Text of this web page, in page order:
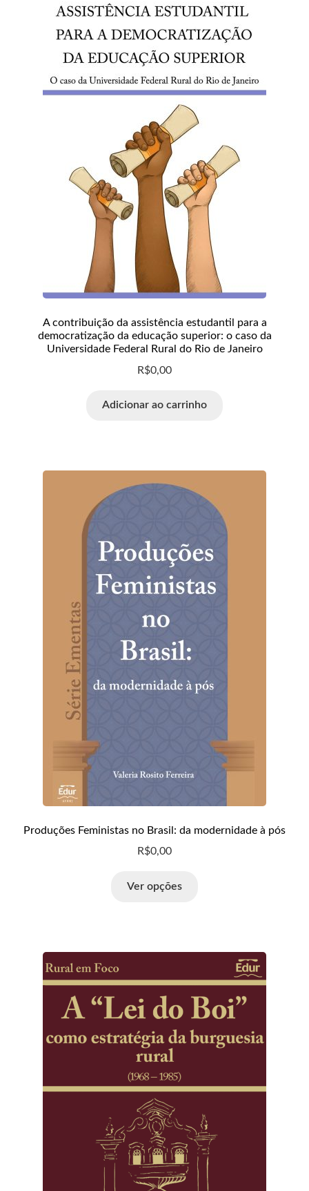
A contribuição da assistência estudantil para a
democratização da educação superior: o caso da
Universidade Federal Rural do Rio de Janeiro
R$0,00
Adicionar ao carrinho
Produções Feministas no Brasil: da modernidade à pós
R$0,00
Ver opções